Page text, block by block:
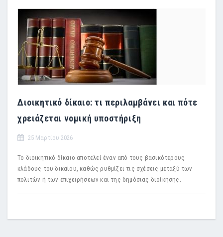
Διοικητικό δίκαιο: τι περιλαμβάνει και πότε
χρειάζεται νομική υποστήριξη
25 Μαρτίου 2026
Το διοικητικό δίκαιο αποτελεί έναν από τους βασικότερους
κλάδους του δικαίου, καθώς ρυθμίζει τις σχέσεις μεταξύ των
πολιτών ή των επιχειρήσεων και της δημόσιας διοίκησης.